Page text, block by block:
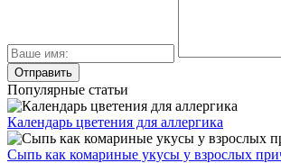
Популярные статьи
Календарь цветения для аллергика
Сыпь как комариные укусы у взрослых